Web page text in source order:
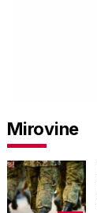
Mirovine